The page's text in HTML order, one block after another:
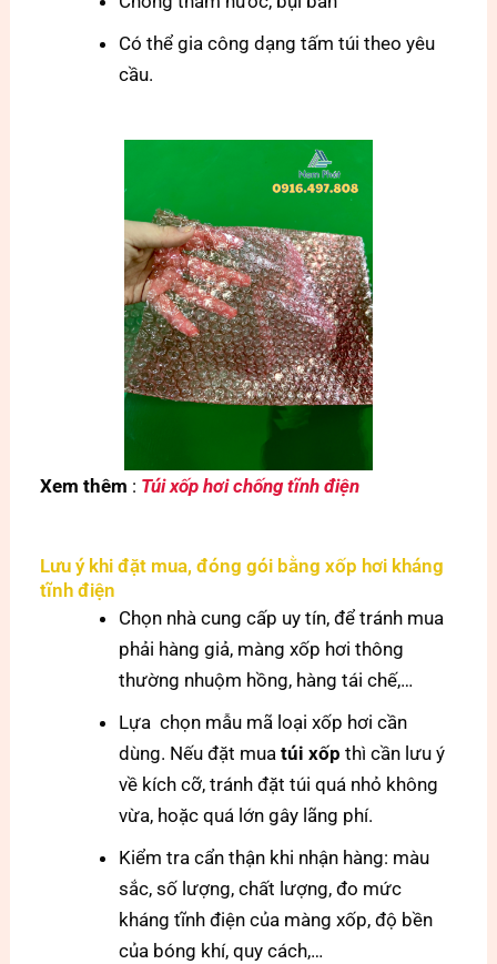
Có thể gia công dạng tấm túi theo yêu
cầu.
Xem thêm : Túi xốp hơi chống tĩnh điện
Lưu ý khi đặt mua, đóng gói bằng xốp hơi kháng
tĩnh điện
Chọn nhà cung cấp uy tín, để tránh mua
phải hàng giả, màng xốp hơi thông
thường nhuộm hồng, hàng tái chế,…
Lựa chọn mẫu mã loại xốp hơi cần
dùng. Nếu đặt muatúi xốpthì cần lưu ý
về kích cỡ, tránh đặt túi quá nhỏ không
vừa, hoặc quá lớn gây lãng phí.
Kiểm tra cẩn thận khi nhận hàng: màu
sắc, số lượng, chất lượng, đo mức
kháng tĩnh điện của màng xốp, độ bền
của bóng khí, quy cách,…